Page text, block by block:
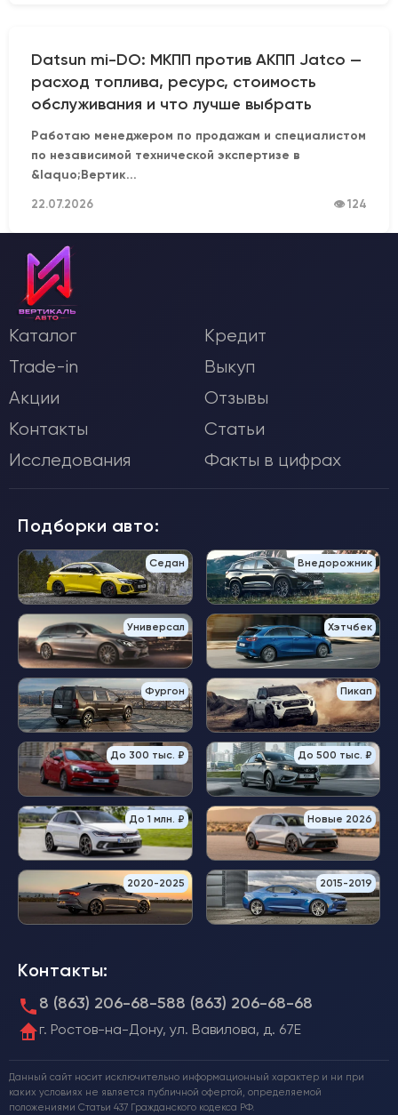
Datsun mi-DO: МКПП против АКПП Jatco —
расход топлива, ресурс, стоимость
обслуживания и что лучше выбрать
Работаю менеджером по продажам и специалистом
по независимой технической экспертизе в
&laquo;Вертик...
22.07.2026 👁 124
Каталог
Кредит
Trade-in
Выкуп
Акции
Отзывы
Контакты
Статьи
Исследования
Факты в цифрах
Подборки авто:
Седан Внедорожник
Универсал Хэтчбек
Фургон Пикап
До 300 тыс. ₽ До 500 тыс. ₽
До 1 млн. ₽ Новые 2026
2020-2025 2015-2019
Контакты:
8 (863) 206-68-588 (863) 206-68-68
г. Ростов-на-Дону, ул. Вавилова, д. 67Е
Данный сайт носит исключительно информационный характер и ни при
каких условиях не является публичной офертой, определяемой
положениями Статьи 437 Гражданского кодекса РФ.